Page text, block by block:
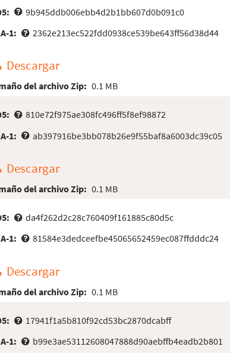
9b945ddb006ebb4d2b1bb607d0b091c0
1:
2362e213ec522fdd0938ce539be643ff56d38d44
Descargar
del archivo Zip: 0.1 MB
810e72f975ae308fc496ff5f8ef98872
1:
ab397916be3bb078b26e9f55baf8a6003dc39c05
Descargar
del archivo Zip: 0.1 MB
da4f262d2c28c760409f161885c80d5c
1:
81584e3dedceefbe45065652459ec087ffdddc24
Descargar
del archivo Zip: 0.1 MB
17941f1a5b810f92cd53bc2870dcabff
1:
b99e3ae53112608047888d90aebffb4eadb2b801